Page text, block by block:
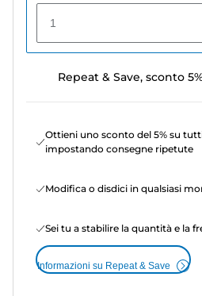
1
Repeat & Save, sconto
Ottieni uno sconto del 5% su
impostando consegne ripetute
Modifica o disdici in qualsiasi
Sei tu a stabilire la quantità e la
Informazioni su Repeat & Save